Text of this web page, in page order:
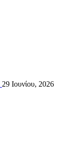
29 Ιουνίου, 2026